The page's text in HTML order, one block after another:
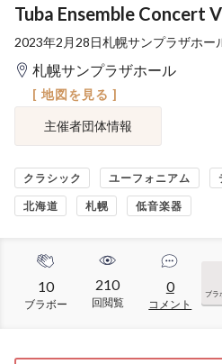
Tuba Ensemble Concert
2023年2月28日札幌サンプラザホー
札幌サンプラザホール
[ 地図を見る ]
主催者団体情報
クラシック ユーフォニアム
北海道 札幌 低音楽器
10
ブラボー
210
回閲覧
0
コメント
ブラ